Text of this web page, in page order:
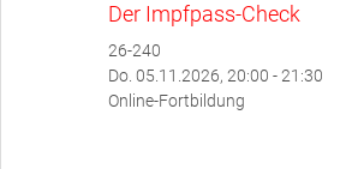
Der Impfpass-Check
26-240
Do. 05.11.2026, 20:00 - 21:30
Online-Fortbildung